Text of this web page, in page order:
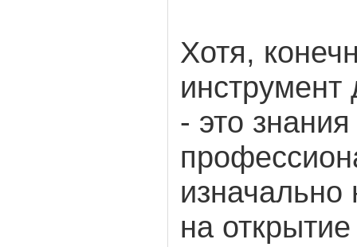
Хотя,
инструмент
- это
на